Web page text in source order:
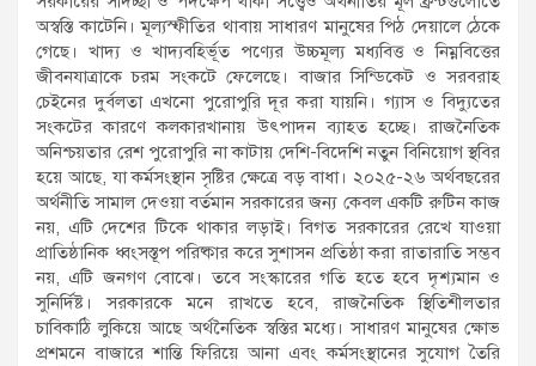
অস্বস্তি কাটেনি। মূল্যস্ফীতির থাবায় সাধারণ মানুষের পিঠ দেয়ালে ঠেকে
গেছে। খাদ্য ও খাদ্যবহির্ভূত পণ্যের উচ্চমূল্য মধ্যবিত্ত ও নিম্নবিত্তের
জীবনযাত্রাকে চরম সংকটে ফেলেছে। বাজার সিন্ডিকেট ও সরবরাহ
চেইনের দুর্বলতা এখনো পুরোপুরি দূর করা যায়নি। গ্যাস ও বিদ্যুতের
সংকটের কারণে কলকারখানায় উৎপাদন ব্যাহত হচ্ছে। রাজনৈতিক
অনিশ্চয়তার রেশ পুরোপুরি না কাটায় দেশি-বিদেশি নতুন বিনিয়োগ স্থবির
হয়ে আছে, যা কর্মসংস্থান সৃষ্টির ক্ষেত্রে বড় বাধা। ​২০২৫-২৬ অর্থবছরের
অর্থনীতি সামাল দেওয়া বর্তমান সরকারের জন্য কেবল একটি রুটিন কাজ
নয়, এটি দেশের টিকে থাকার লড়াই। বিগত সরকারের রেখে যাওয়া
প্রাতিষ্ঠানিক ধ্বংসস্তূপ পরিষ্কার করে সুশাসন প্রতিষ্ঠা করা রাতারাতি সম্ভব
নয়, এটি জনগণ বোঝে। তবে সংস্কারের গতি হতে হবে দৃশ্যমান ও
সুনির্দিষ্ট। সরকারকে মনে রাখতে হবে, রাজনৈতিক স্থিতিশীলতার
চাবিকাঠি লুকিয়ে আছে অর্থনৈতিক স্বস্তির মধ্যে। সাধারণ মানুষের ক্ষোভ
প্রশমনে বাজারে শান্তি ফিরিয়ে আনা এবং কর্মসংস্থানের সুযোগ তৈরি